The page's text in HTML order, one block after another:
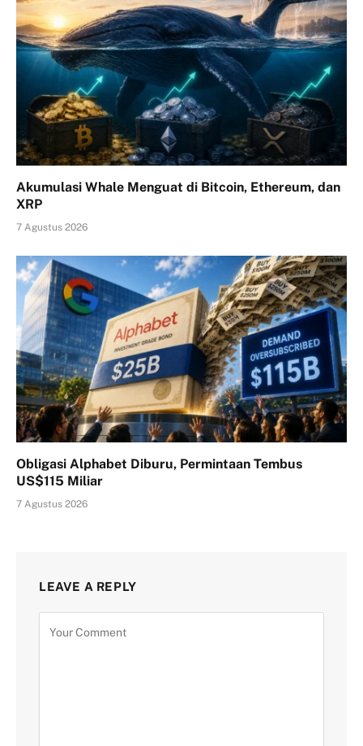
Akumulasi Whale Menguat di Bitcoin, Ethereum, dan
XRP
7 Agustus 2026
Obligasi Alphabet Diburu, Permintaan Tembus
US$115 Miliar
7 Agustus 2026
LEAVE A REPLY